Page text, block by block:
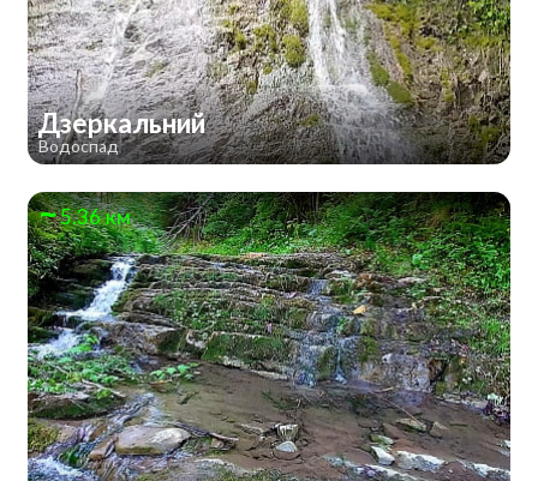
Дзеркальний
Водоспад
5.36 км